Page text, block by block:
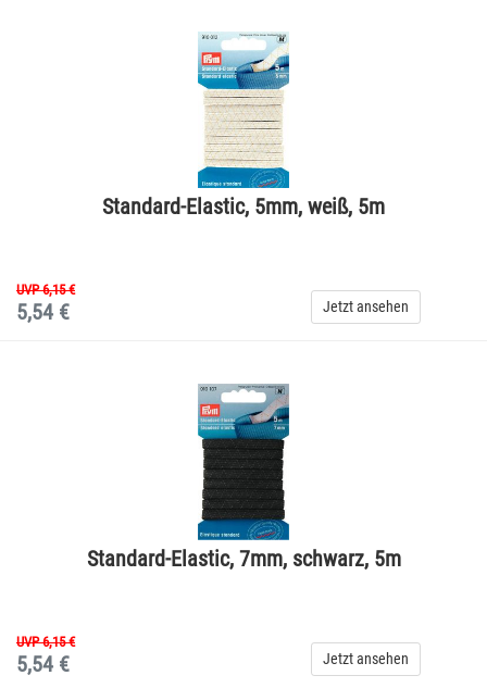
Standard-Elastic, 5mm, weiß, 5m
UVP 6,15 €
5,54 € Jetzt ansehen
Standard-Elastic, 7mm, schwarz, 5m
UVP 6,15 €
5,54 € Jetzt ansehen